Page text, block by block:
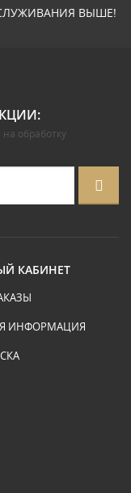
ВЫШЕ!
на обработку
КАБИНЕТ
ИНФОРМАЦИЯ